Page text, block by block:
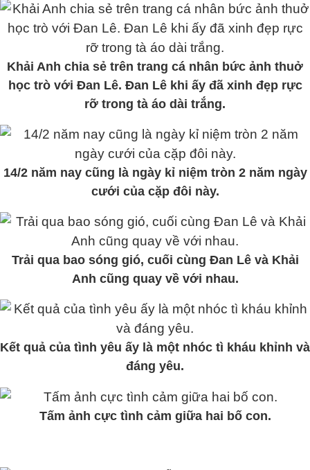
Khải Anh chia sẻ trên trang cá nhân bức ảnh thuở
học trò với Đan Lê. Đan Lê khi ấy đã xinh đẹp rực
rỡ trong tà áo dài trắng.
14/2 năm nay cũng là ngày kỉ niệm tròn 2 năm ngày
cưới của cặp đôi này.
Trải qua bao sóng gió, cuối cùng Đan Lê và Khải
Anh cũng quay về với nhau.
Kết quả của tình yêu ấy là một nhóc tì kháu khỉnh và
đáng yêu.
Tấm ảnh cực tình cảm giữa hai bố con.